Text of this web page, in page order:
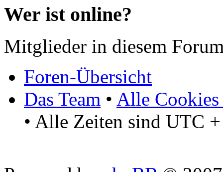
Wer ist online?
Mitglieder in diesem
Foren-Übersicht
Das Team • Alle Cookies
• Alle Zeiten sind UTC